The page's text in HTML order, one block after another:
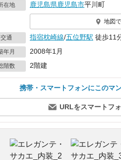
在地 鹿児島県鹿児島市平川町
地図
交通 指宿枕崎線/五位野駅 徒歩11
年月 2008年1月
階数 2階建
携帯・スマートフォンにこのマ
URLをスマートフ